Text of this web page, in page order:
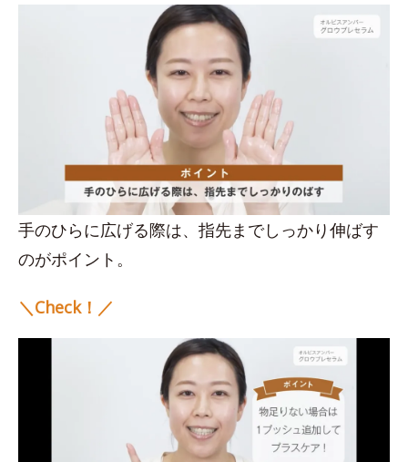
手のひらに広げる際は、指先までしっかり伸ばす
のがポイント。
＼Check！／